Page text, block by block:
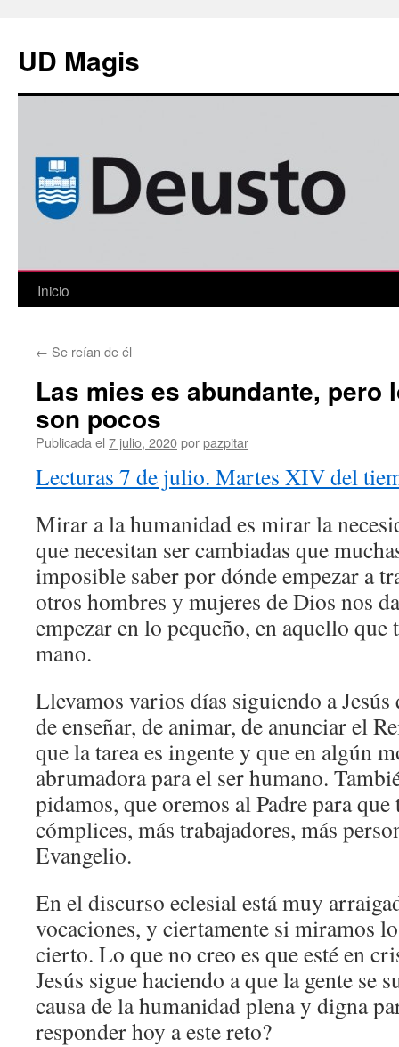
contenido
UD Magis
Inicio
← Se reían de él
Las mies es abundante, pero
son pocos
Publicada el 7 julio, 2020porpazpitar
Lecturas 7 de julio. Martes XIV del
Mirar a la humanidad es mirar la
que necesitan ser cambiadas que
imposible saber por dónde empezar a
otros hombres y mujeres de Dios nos
empezar en lo pequeño, en aquello que
mano.
Llevamos varios días siguiendo a Jesús
de enseñar, de animar, de anunciar el
que la tarea es ingente y que en algún
abrumadora para el ser humano.
pidamos, que oremos al Padre para que
cómplices, más trabajadores, más
Evangelio.
En el discurso eclesial está muy
vocaciones, y ciertamente si miramos
cierto. Lo que no creo es que esté en
Jesús sigue haciendo a que la gente se
causa de la humanidad plena y digna
responder hoy a este reto?